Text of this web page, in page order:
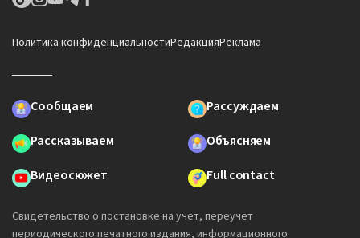
Политика конфиденциальностиРедакцияРеклама
Сообщаем
Рассуждаем
Рассказываем
Объясняем
Видеосюжет
Full contact
Свидетельство о постановке на учет, переучет
периодического печатного издания, информационного